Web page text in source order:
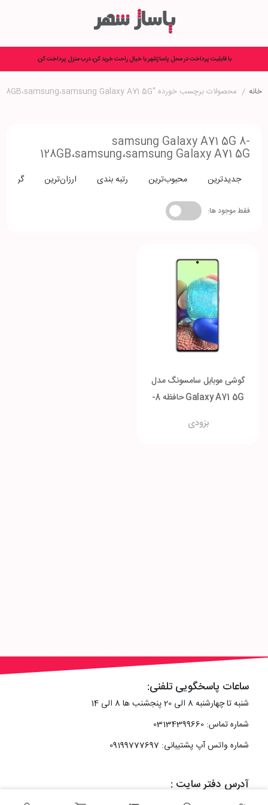
با قابلیت پرداخت در محل پاساژشهر با خیال راحت خرید کن، درب منزل پرداخت کن.
خانه / محصولات برچسب خورده “samsung Galaxy A71 5G 8-128GB،samsung،samsung Galaxy A71 5G”
samsung Galaxy A71 5G 8-
128GB،samsung،samsung Galaxy A71 5G
جدیدترین محبوب‌ترین رتبه بندی ارزان‌ترین
فقط موجود ها:
گوشی موبایل سامسونگ مدل
Galaxy A71 5G حافظه 8-
بزودی
ساعات پاسخگویی تلفنی:
شنبه تا چهارشنبه 8 الی 20 پنجشنب ها 8 الی 14
شماره تماس: 03134399660
شماره واتس آپ پشتیبانی: 09199777697
آدرس دفتر سایت :
اصفهان، خیابان رزمندگان، کوچه شماره سه فرعی 2 پلاک 10